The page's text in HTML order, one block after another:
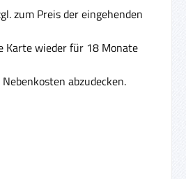
zum Preis der eingehenden
Karte wieder für 18 Monate
abzudecken.